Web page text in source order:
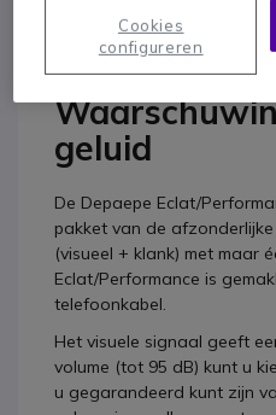
geluid
De Depaepe Eclat/
pakket van de
(visueel + klank) met maar
Eclat/Performance is
telefoonkabel.
Het visuele signaal geeft
volume (tot 95 dB) kunt u
u gegarandeerd kunt zijn
Cookies
configureren